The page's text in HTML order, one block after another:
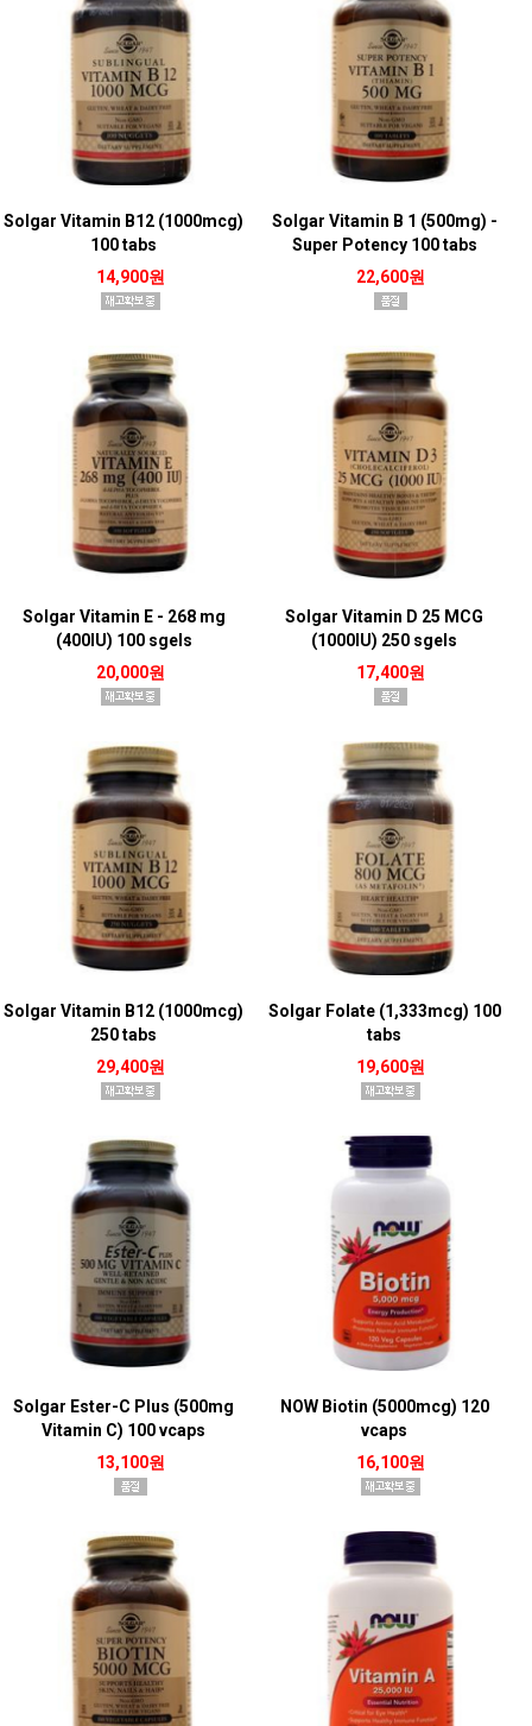
Solgar Vitamin B12 (1000mcg)
100 tabs
14,900원
Solgar Vitamin B 1 (500mg) -
Super Potency 100 tabs
22,600원
Solgar Vitamin E - 268 mg
(400IU) 100 sgels
20,000원
Solgar Vitamin D 25 MCG
(1000IU) 250 sgels
17,400원
Solgar Vitamin B12 (1000mcg)
250 tabs
29,400원
Solgar Folate (1,333mcg) 100
tabs
19,600원
Solgar Ester-C Plus (500mg
Vitamin C) 100 vcaps
13,100원
NOW Biotin (5000mcg) 120
vcaps
16,100원